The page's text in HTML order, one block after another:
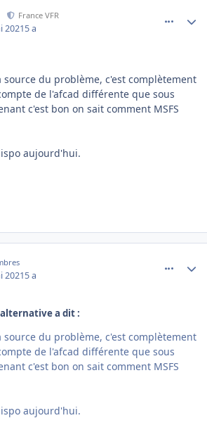
France VFR
20215 a
source du problème, c'est complètement
de l'afcad différente que sous
c'est bon on sait comment MSFS
aujourd'hui.
20215 a
a dit :
source du problème, c'est complètement
de l'afcad différente que sous
c'est bon on sait comment MSFS
aujourd'hui.